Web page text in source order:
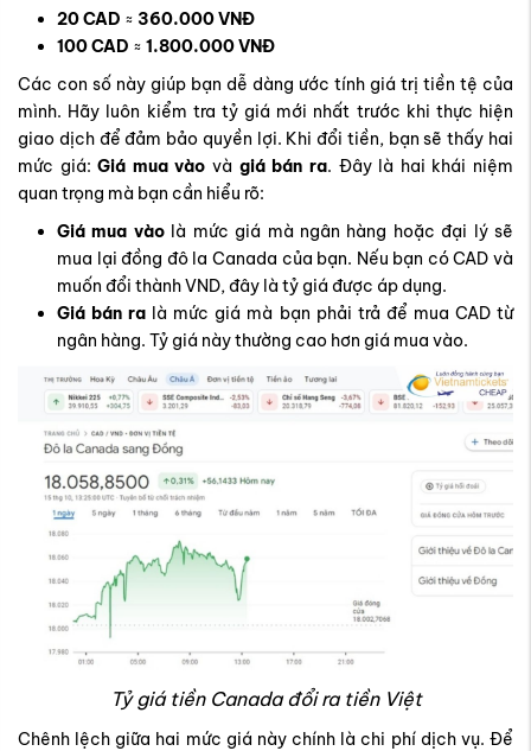
20 CAD ≈ 360.000 VNĐ
100 CAD ≈ 1.800.000 VNĐ
Các con số này giúp bạn dễ dàng ước tính giá trị tiền tệ của
mình. Hãy luôn kiểm tra tỷ giá mới nhất trước khi thực hiện
giao dịch để đảm bảo quyền lợi. Khi đổi tiền, bạn sẽ thấy hai
mức giá:Giá mua vào và giá bán ra. Đây là hai khái niệm
quan trọng mà bạn cần hiểu rõ:
Giá mua vàolà mức giá mà ngân hàng hoặc đại lý sẽ
mua lại đồng đô la Canada của bạn. Nếu bạn có CAD và
muốn đổi thành VND, đây là tỷ giá được áp dụng.
Giá bán ra là mức giá mà bạn phải trả để mua CAD từ
ngân hàng. Tỷ giá này thường cao hơn giá mua vào.
Tỷ giá tiền Canada đổi ra tiền Việt
Chênh lệch giữa hai mức giá này chính là chi phí dịch vụ. Để